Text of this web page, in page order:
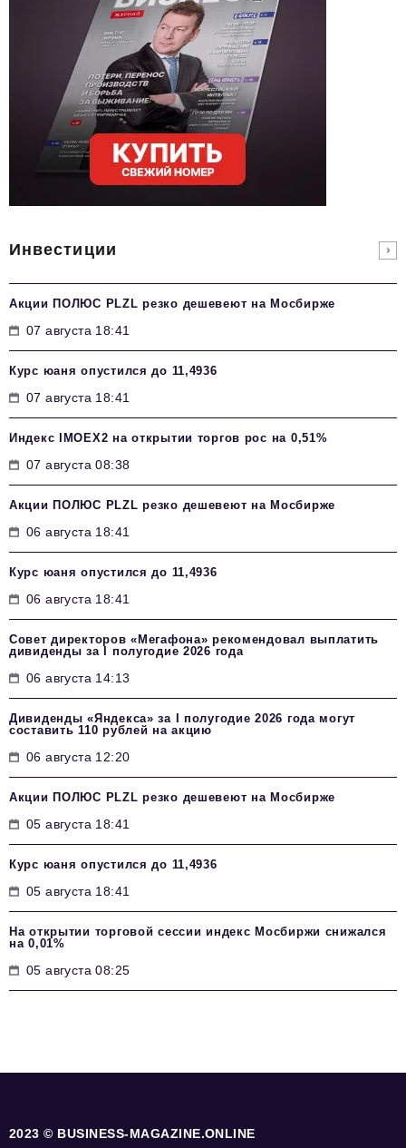
Инвестиции
Акции ПОЛЮС PLZL резко дешевеют на Мосбирже
07 августа 18:41
Курс юаня опустился до 11,4936
07 августа 18:41
Индекс IMOEX2 на открытии торгов рос на 0,51%
07 августа 08:38
Акции ПОЛЮС PLZL резко дешевеют на Мосбирже
06 августа 18:41
Курс юаня опустился до 11,4936
06 августа 18:41
Совет директоров «Мегафона» рекомендовал выплатить
дивиденды за I полугодие 2026 года
06 августа 14:13
Дивиденды «Яндекса» за I полугодие 2026 года могут
составить 110 рублей на акцию
06 августа 12:20
Акции ПОЛЮС PLZL резко дешевеют на Мосбирже
05 августа 18:41
Курс юаня опустился до 11,4936
05 августа 18:41
На открытии торговой сессии индекс Мосбиржи снижался
на 0,01%
05 августа 08:25
2023 © BUSINESS-MAGAZINE.ONLINE